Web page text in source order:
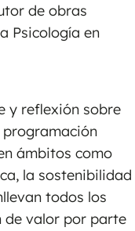
de obras
Psicología en
y reflexión sobre
programación
ámbitos como
la sostenibilidad
todos los
de valor por parte